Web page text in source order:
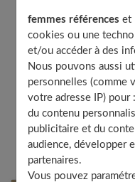
femmes références et
cookies ou une
et/ou accéder à des
Nous pouvons aussi
personnelles (comme
votre adresse IP)
du contenu
publicitaire et du
audience, développer
partenaires.
Vous pouvez